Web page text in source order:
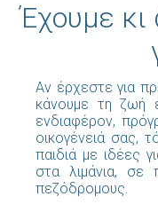
Έχουμε κι
Αν έρχεστε για
κάνουμε τη ζωή
ενδιαφέρον,
οικογένειά σας,
παιδιά με ιδέες
στα λιμάνια, σε
πεζόδρομους.